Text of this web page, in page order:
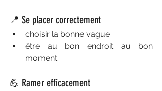
📍 Se placer correctement
choisir la bonne vague
être au bon endroit au bon
moment
💪 Ramer efficacement